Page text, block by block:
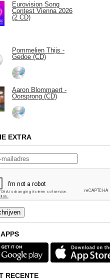
Eurovision Song
Contest Vienna 2026
(2 CD)
Pommelien Thijs -
Gedoe (CD)
Aaron Blommaert -
Oorsprong (CD)
EXTRA
RECENTE